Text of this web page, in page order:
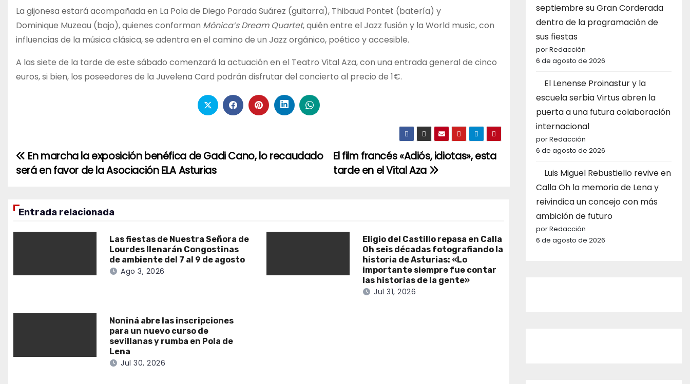
La gijonesa estará acompañada en La Pola de Diego Parada Suárez (guitarra), Thibaud Pontet (batería) y
Dominique Muzeau (bajo), quienes conforman Mónica’s Dream Quartet, quién entre el Jazz fusión y la World music, con
influencias de la música clásica, se adentra en el camino de un Jazz orgánico, poético y accesible.
A las siete de la tarde de este sábado comenzará la actuación en el Teatro Vital Aza, con una entrada general de cinco
euros, si bien, los poseedores de la Juvelena Card podrán disfrutar del concierto al precio de 1€.
Navegación
de
entradas
El film francés «Adiós, idiotas», esta
tarde en el Vital Aza
En marcha la exposición benéfica de Gadi Cano, lo recaudado
será en favor de la Asociación ELA Asturias
Entrada relacionada
Las fiestas de Nuestra Señora de
Lourdes llenarán Congostinas
de ambiente del 7 al 9 de agosto
Ago 3, 2026
Eligio del Castillo repasa en Calla
Oh seis décadas fotografiando la
historia de Asturias: «Lo
importante siempre fue contar
las historias de la gente»
Jul 31, 2026
Noniná abre las inscripciones
para un nuevo curso de
sevillanas y rumba en Pola de
Lena
Jul 30, 2026
septiembre su Gran Corderada
dentro de la programación de
sus fiestas
por Redacción
6 de agosto de 2026
El Lenense Proinastur y la
escuela serbia Virtus abren la
puerta a una futura colaboración
internacional
por Redacción
6 de agosto de 2026
Luis Miguel Rebustiello revive en
Calla Oh la memoria de Lena y
reivindica un concejo con más
ambición de futuro
por Redacción
6 de agosto de 2026